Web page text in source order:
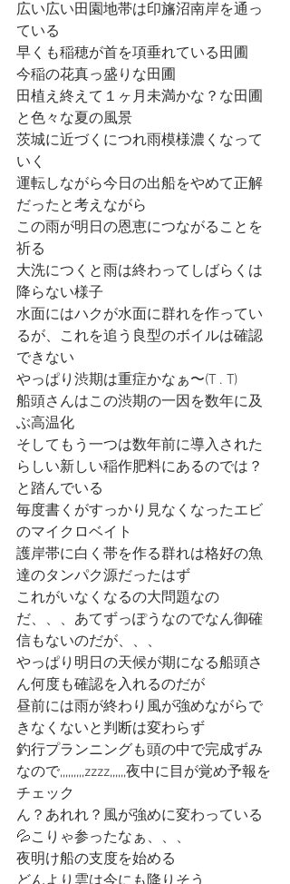
広い広い田園地帯は印旛沼南岸を通っ
ている
早くも稲穂が首を項垂れている田圃
今稲の花真っ盛りな田圃
田植え終えて１ヶ月未満かな？な田圃
と色々な夏の風景
茨城に近づくにつれ雨模様濃くなって
いく
運転しながら今日の出船をやめて正解
だったと考えながら
この雨が明日の恩恵につながることを
祈る
大洗につくと雨は終わってしばらくは
降らない様子
水面にはハクが水面に群れを作ってい
るが、これを追う良型のボイルは確認
できない
やっぱり渋期は重症かなぁ〜(T . T)
船頭さんはこの渋期の一因を数年に及
ぶ高温化
そしてもう一つは数年前に導入された
らしい新しい稲作肥料にあるのでは？
と踏んでいる
毎度書くがすっかり見なくなったエビ
のマイクロベイト
護岸帯に白く帯を作る群れは格好の魚
達のタンパク源だったはず
これがいなくなるの大問題なの
だ、、、あてずっぽうなのでなん御確
信もないのだが、、、
やっぱり明日の天候が期になる船頭さ
ん何度も確認を入れるのだが
昼前には雨が終わり風が強めながらで
きなくないと判断は変わらず
釣行プランニングも頭の中で完成ずみ
なので,,,,,,,,,zzzz,,,,,,夜中に目が覚め予報を
チェック
ん？あれれ？風が強めに変わっている
💦こりゃ参ったなぁ、、、
夜明け船の支度を始める